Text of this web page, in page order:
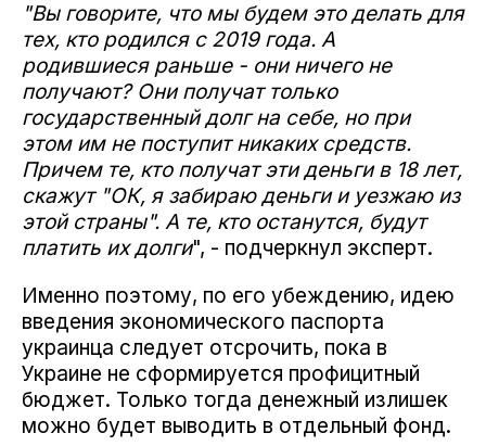
"Вы говорите, что мы будем это делать для
тех, кто родился с 2019 года. А
родившиеся раньше - они ничего не
получают? Они получат только
государственный долг на себе, но при
этом им не поступит никаких средств.
Причем те, кто получат эти деньги в 18 лет,
скажут "ОК, я забираю деньги и уезжаю из
этой страны". А те, кто останутся, будут
платить их долги", - подчеркнул эксперт.
Именно поэтому, по его убеждению, идею
введения экономического паспорта
украинца следует отсрочить, пока в
Украине не сформируется профицитный
бюджет. Только тогда денежный излишек
можно будет выводить в отдельный фонд.